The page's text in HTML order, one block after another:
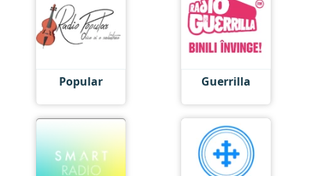
Popular Guerrilla